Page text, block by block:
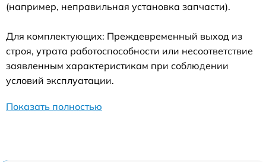
(например, неправильная установка запчасти).
Для комплектующих: Преждевременный выход из
строя, утрата работоспособности или несоответствие
заявленным характеристикам при соблюдении
условий эксплуатации.
Показать полностью